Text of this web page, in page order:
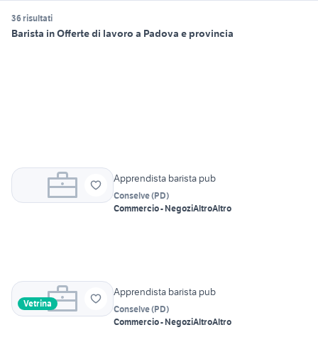
36 risultati
Barista in Offerte di lavoro a Padova e provincia
Apprendista barista pub
Conselve(PD)
Commercio - NegoziAltroAltro
Vetrina
Apprendista barista pub
Conselve(PD)
Commercio - NegoziAltroAltro